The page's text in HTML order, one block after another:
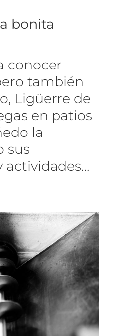
bonita
conocer
también
Ligüerre de
en patios
la
sus
actividades…